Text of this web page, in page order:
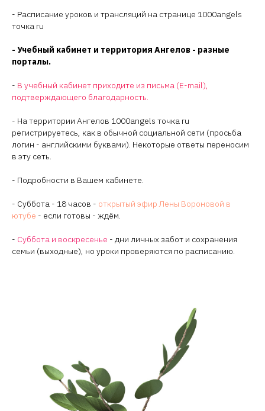
- Расписание уроков и трансляций на странице 1000angels
точка ru
- Учебный кабинет и территория Ангелов - разные
порталы.
- В учебный кабинет приходите из письма (E-mail),
подтверждающего благодарность.
- На территории Ангелов 1000angels точка ru
регистрируетесь, как в обычной социальной сети (просьба
логин - английскими буквами). Некоторые ответы переносим
в эту сеть.
- Подробности в Вашем кабинете.
- Суббота - 18 часов - открытый эфир Лены Вороновой в
ютубе - если готовы - ждём.
- Суббота и воскресенье - дни личных забот и сохранения
семьи (выходные), но уроки проверяются по расписанию.